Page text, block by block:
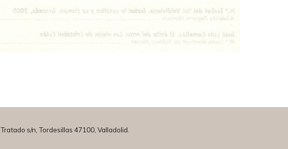
Tratado s/n, Tordesillas 47100, Valladolid.